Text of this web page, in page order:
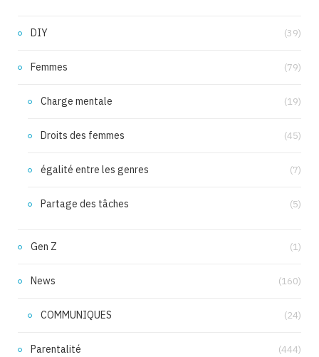
DIY (39)
Femmes (79)
Charge mentale (19)
Droits des femmes (45)
égalité entre les genres (7)
Partage des tâches (5)
Gen Z (1)
News (160)
COMMUNIQUES (24)
Parentalité (444)